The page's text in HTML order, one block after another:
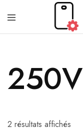
Chronomobile
Achat,
de
smartphones
et
tablettes
250V
2 résultats affichés